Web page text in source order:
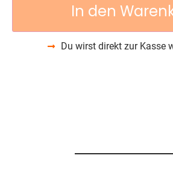
In den
Du wirst direkt zur Kasse